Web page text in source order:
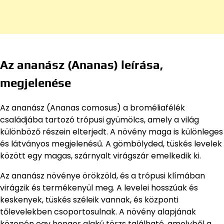
Az ananász (Ananas) leírása,
megjelenése
Az ananász (Ananas comosus) a broméliafélék
családjába tartozó trópusi gyümölcs, amely a világ
különböző részein elterjedt. A növény maga is különleges
és látványos megjelenésű. A gömbölyded, tüskés levelek
között egy magas, szárnyalt virágszár emelkedik ki.
Az ananász növénye örökzöld, és a trópusi klímában
virágzik és termékenyül meg. A levelei hosszúak és
keskenyek, tüskés széleik vannak, és központi
tőlevelekben csoportosulnak. A növény alapjának